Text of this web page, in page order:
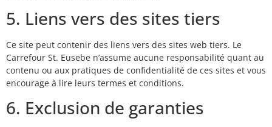
5. Liens vers des sites tiers
Ce site peut contenir des liens vers des sites web tiers. Le
Carrefour St. Eusebe n’assume aucune responsabilité quant au
contenu ou aux pratiques de confidentialité de ces sites et vous
encourage à lire leurs termes et conditions.
6. Exclusion de garanties